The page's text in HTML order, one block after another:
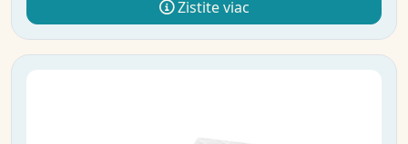
Zistite viac